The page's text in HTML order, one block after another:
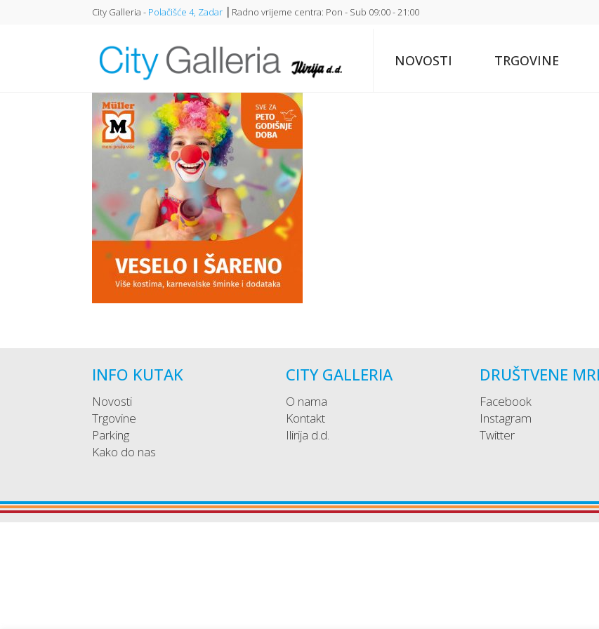
City Galleria - Polačišće 4, Zadar ⎥ Radno vrijeme centra: Pon - Sub 09:00 - 21:00
NOVOSTI TRGOVINE
INFO KUTAK
Novosti
Trgovine
Parking
Kako do nas
CITY GALLERIA
O nama
Kontakt
Ilirija d.d.
DRUŠTVENE
Facebook
Instagram
Twitter